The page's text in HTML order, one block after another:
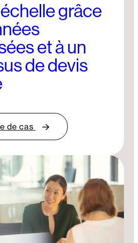
grâce
et à un
de devis
de cas